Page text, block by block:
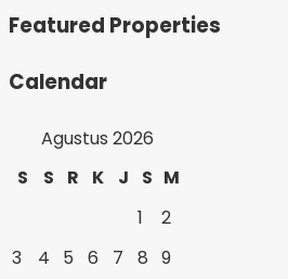
Featured Properties
Calendar
Agustus 2026
S
S R K J S M
1
2
3
4 5 6 7 8 9